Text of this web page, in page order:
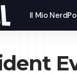
Il Mio